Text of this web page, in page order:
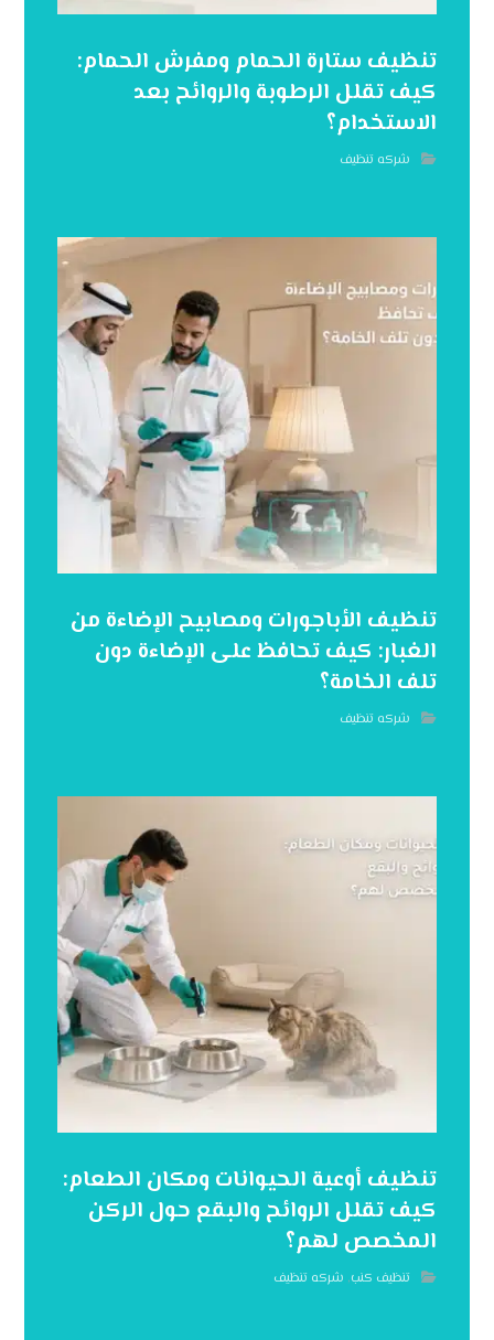
تنظيف ستارة الحمام ومفرش الحمام:
كيف تقلل الرطوبة والروائح بعد
الاستخدام؟
شركه تنظيف
تنظيف الأباجورات ومصابيح الإضاءة من
الغبار: كيف تحافظ على الإضاءة دون
تلف الخامة؟
شركه تنظيف
تنظيف أوعية الحيوانات ومكان الطعام:
كيف تقلل الروائح والبقع حول الركن
المخصص لهم؟
تنظيف كنب, شركه تنظيف